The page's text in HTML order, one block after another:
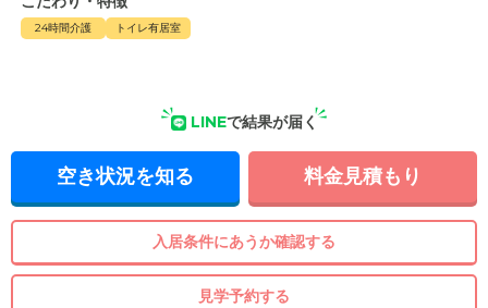
24時間介護 トイレ有居室
LINEで結果が届く
空き状況を知る 料金見積もり
入居条件にあうか確認する
見学予約する